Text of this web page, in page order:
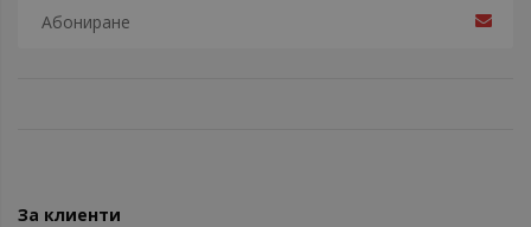
За клиенти